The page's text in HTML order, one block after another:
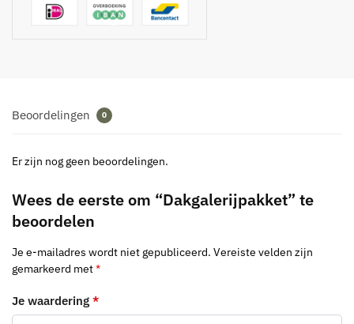
Beoordelingen 0
Er zijn nog geen beoordelingen.
Wees de eerste om “Dakgalerijpakket” te
beoordelen
Je e-mailadres wordt niet gepubliceerd. Vereiste velden zijn
gemarkeerd met*
Je waardering *